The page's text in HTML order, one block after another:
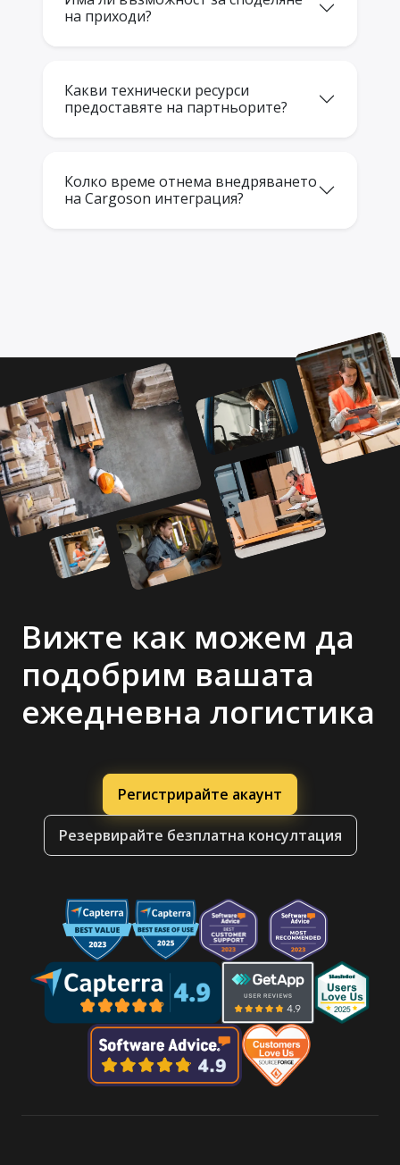
на приходи?
Какви технически ресурси
предоставяте на партньорите?
Колко време отнема внедряването
на Cargoson интеграция?
Вижте как можем да
подобрим вашата
ежедневна логистика
Регистрирайте акаунт
Резервирайте безплатна консултация